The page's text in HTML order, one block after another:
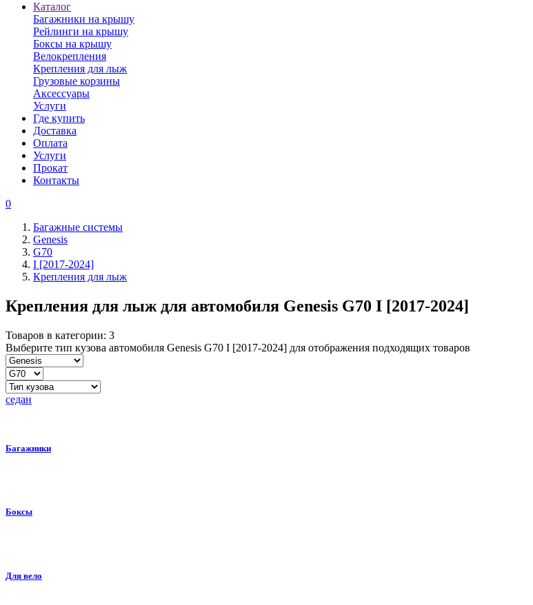
Каталог
Багажники на крышу
Рейлинги на крышу
Боксы на крышу
Велокрепления
Крепления для лыж
Грузовые корзины
Аксессуары
Услуги
Где купить
Доставка
Оплата
Услуги
Прокат
Контакты
0
Багажные системы
Genesis
G70
I [2017-2024]
Крепления для лыж
Крепления для лыж для автомобиля Genesis G70 I [2017-2024]
Товаров в категории: 3
Выберите тип кузова автомобиля Genesis G70 I [2017-2024] для отображения подходящих товаров
седан
Багажники
Боксы
Для вело